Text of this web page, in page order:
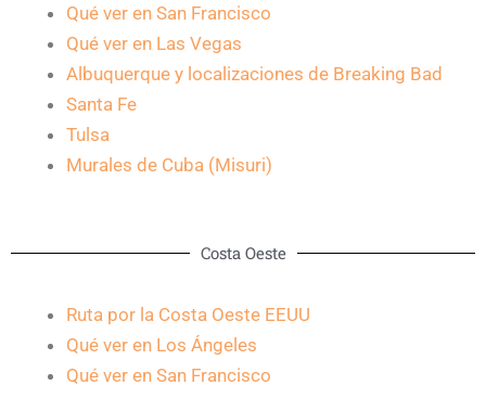
Qué ver en San Francisco
Qué ver en Las Vegas
Albuquerque y localizaciones de Breaking Bad
Santa Fe
Tulsa
Murales de Cuba (Misuri)
Costa Oeste
Ruta por la Costa Oeste EEUU
Qué ver en Los Ángeles
Qué ver en San Francisco